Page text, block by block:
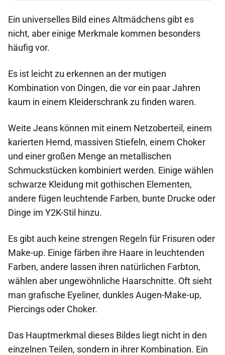
Ein universelles Bild eines Altmädchens gibt es
nicht, aber einige Merkmale kommen besonders
häufig vor.
Es ist leicht zu erkennen an der mutigen
Kombination von Dingen, die vor ein paar Jahren
kaum in einem Kleiderschrank zu finden waren.
Weite Jeans können mit einem Netzoberteil, einem
karierten Hemd, massiven Stiefeln, einem Choker
und einer großen Menge an metallischen
Schmuckstücken kombiniert werden. Einige wählen
schwarze Kleidung mit gothischen Elementen,
andere fügen leuchtende Farben, bunte Drucke oder
Dinge im Y2K-Stil hinzu.
Es gibt auch keine strengen Regeln für Frisuren oder
Make-up. Einige färben ihre Haare in leuchtenden
Farben, andere lassen ihren natürlichen Farbton,
wählen aber ungewöhnliche Haarschnitte. Oft sieht
man grafische Eyeliner, dunkles Augen-Make-up,
Piercings oder Choker.
Das Hauptmerkmal dieses Bildes liegt nicht in den
einzelnen Teilen, sondern in ihrer Kombination. Ein